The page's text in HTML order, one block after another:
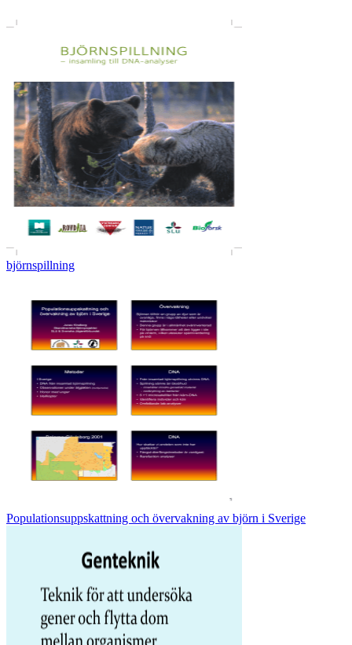
björnspillning
Populationsuppskattning och övervakning av björn i Sverige